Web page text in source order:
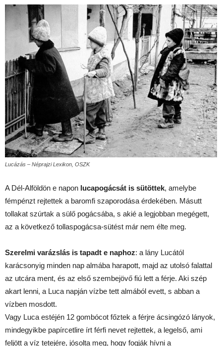
Lucázás – Néprajzi Lexikon, OSZK
A Dél-Alföldön e napon lucapogácsát is sütöttek, amelybe
fémpénzt rejtettek a baromfi szaporodása érdekében. Másutt
tollakat szúrtak a sülő pogácsába, s akié a legjobban megégett,
az a következő tollaspogácsa-sütést már nem élte meg.
Szerelmi varázslás is tapadt e naphoz: a lány Lucától
karácsonyig minden nap almába harapott, majd az utolsó falattal
az utcára ment, és az első szembejövő fiú lett a férje. Aki szép
akart lenni, a Luca napján vízbe tett almából evett, s abban a
vízben mosdott.
Vagy Luca estéjén 12 gombócot főztek a férjre ácsingózó lányok,
mindegyikbe papírcetlire írt férfi nevet rejtettek, a legelső, ami
feljött a víz tetejére, jósolta meg, hogy fogják hívni a